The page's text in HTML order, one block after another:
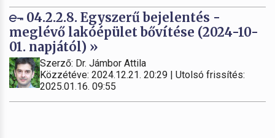
04.2.2.8. Egyszerű bejelentés -
meglévő lakóépület bővítése (2024-10-
01. napjától) »
Szerző: Dr. Jámbor Attila
Közzétéve: 2024.12.21. 20:29 | Utolsó frissítés:
2025.01.16. 09:55